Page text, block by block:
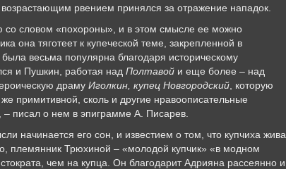
рвением принялся за отражение нападок.
словом «похороны», и в этом смысле ее можно
она тяготеет к купеческой теме, закрепленной в
весьма популярна благодаря историческому
и Пушкин, работая над Полтавой и еще более – над
драму Иголкин, купец Новгородский , которую
примитивной, сколь и другие нравоописательные
– писал о нем в эпиграмме А. Писарев.
начинается его сон, и известием о том, что купчиха жива,
племянник Трюхиной – «молодой купчик» «в модном
чем на купца. Он благодарит Адрияна рассеянно и